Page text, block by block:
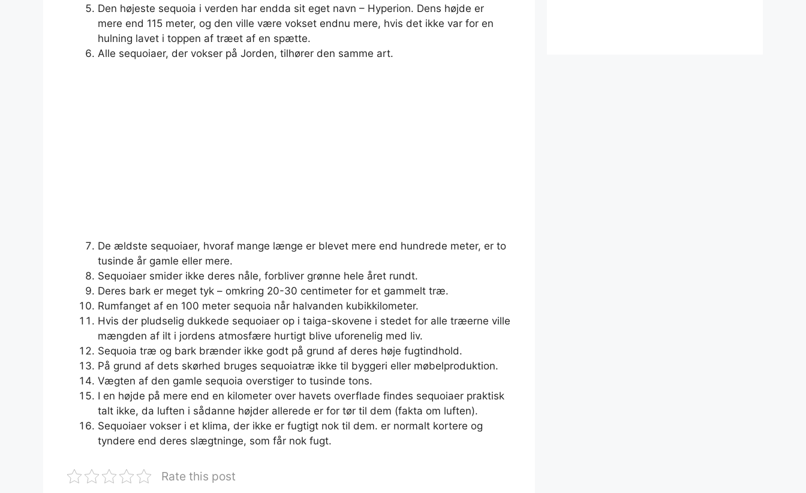
Den højeste sequoia i verden har endda sit eget navn – Hyperion. Dens højde er
mere end 115 meter, og den ville være vokset endnu mere, hvis det ikke var for en
hulning lavet i toppen af ​​træet af en spætte.
Alle sequoiaer, der vokser på Jorden, tilhører den samme art.
De ældste sequoiaer, hvoraf mange længe er blevet mere end hundrede meter, er to
tusinde år gamle eller mere.
Sequoiaer smider ikke deres nåle, forbliver grønne hele året rundt.
Deres bark er meget tyk – omkring 20-30 centimeter for et gammelt træ.
Rumfanget af en 100 meter sequoia når halvanden kubikkilometer.
Hvis der pludselig dukkede sequoiaer op i taiga-skovene i stedet for alle træerne ville
mængden af ​​ilt i jordens atmosfære hurtigt blive uforenelig med liv.
Sequoia træ og bark brænder ikke godt på grund af deres høje fugtindhold.
På grund af dets skørhed bruges sequoiatræ ikke til byggeri eller møbelproduktion.
Vægten af ​​den gamle sequoia overstiger to tusinde tons.
I en højde på mere end en kilometer over havets overflade findes sequoiaer praktisk
talt ikke, da luften i sådanne højder allerede er for tør til dem (fakta om luften).
Sequoiaer vokser i et klima, der ikke er fugtigt nok til dem. er normalt kortere og
tyndere end deres slægtninge, som får nok fugt.
Rate this post